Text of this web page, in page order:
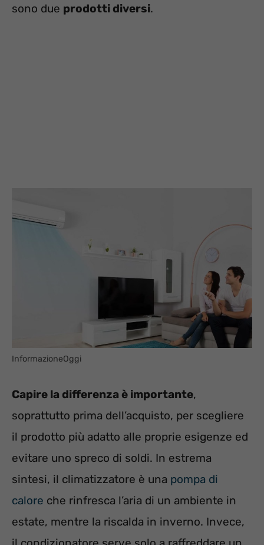
sono due prodotti diversi.
InformazioneOggi
Capire la differenza è importante,
soprattutto prima dell’acquisto, per scegliere
il prodotto più adatto alle proprie esigenze ed
evitare uno spreco di soldi. In estrema
sintesi, il climatizzatore è una pompa di
calore che rinfresca l’aria di un ambiente in
estate, mentre la riscalda in inverno. Invece,